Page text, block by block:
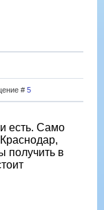
# 5
есть. Само
получить в